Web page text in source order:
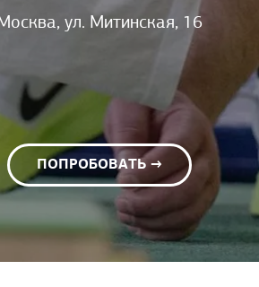
ул. Митинская, 16
ПОПРОБОВАТЬ →